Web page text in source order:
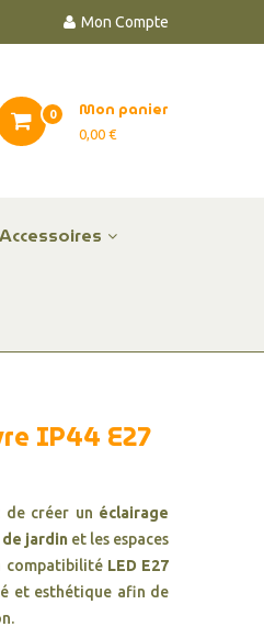
Mon Compte
Mon panier
0,00 €
0
Accessoires
IP44 E27
créer un éclairage
jardinet les espaces
compatibilité LED E27
et esthétique afin de